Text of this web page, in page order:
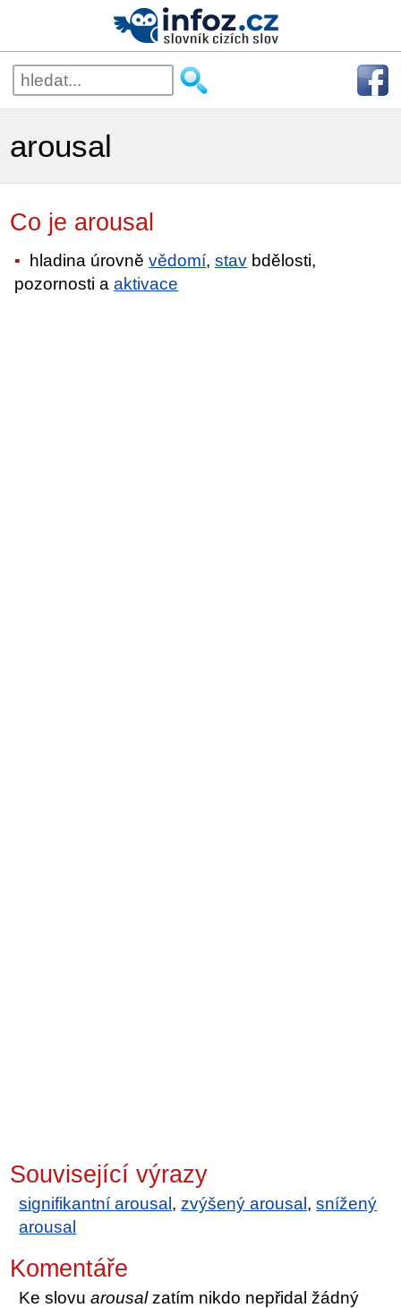
arousal
Co je arousal
hladina úrovněvědomí,stav bdělosti,
pozornosti aaktivace
Související výrazy
signifikantní arousal,zvýšený arousal,snížený
arousal
Komentáře
Ke slovuarousalzatím nikdo nepřidal žádný